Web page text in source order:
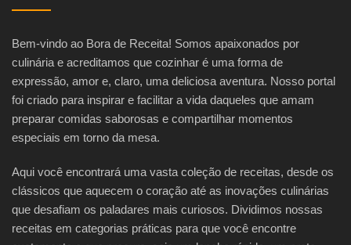
Bem-vindo ao Bora de Receita! Somos apaixonados por
culinária e acreditamos que cozinhar é uma forma de
expressão, amor e, claro, uma deliciosa aventura. Nosso portal
foi criado para inspirar e facilitar a vida daqueles que amam
preparar comidas saborosas e compartilhar momentos
especiais em torno da mesa.
Aqui você encontrará uma vasta coleção de receitas, desde os
clássicos que aquecem o coração até as inovações culinárias
que desafiam os paladares mais curiosos. Dividimos nossas
receitas em categorias práticas para que você encontre